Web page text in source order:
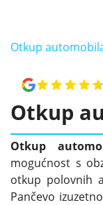
Otkup
Otkup
Otkup
mogućnost s
otkup polovnih
Pančevo